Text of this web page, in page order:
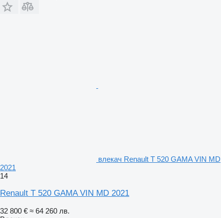
влекач Renault T 520 GAMA VIN MD
2021
14
Renault T 520 GAMA VIN MD 2021
32 800 € ≈ 64 260 лв.